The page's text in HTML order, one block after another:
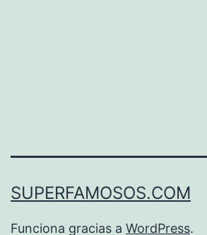
SUPERFAMOSOS.COM
Funciona gracias a WordPress.